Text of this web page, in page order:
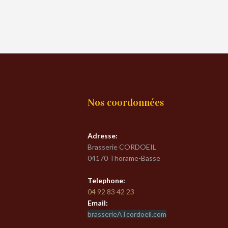
Nos coordonnées
Adresse:
Brasserie CORDOEIL
04170 Thorame-Basse
Telephone:
04 92 83 42 23
Email:
brasserieATcordoeil.com